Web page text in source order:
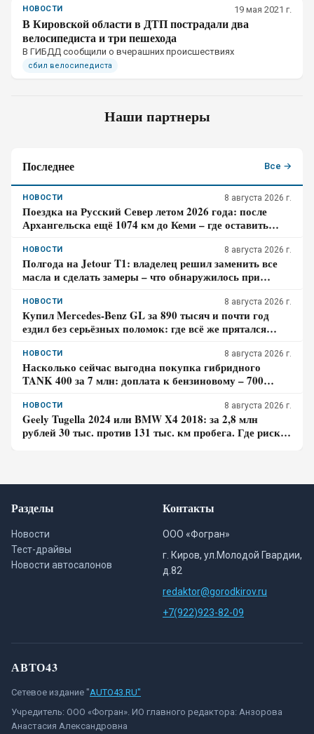
НОВОСТИ 19 мая 2021 г.
В Кировской области в ДТП пострадали два
велосипедиста и три пешехода
В ГИБДД сообщили о вчерашних происшествиях
сбил велосипедиста
Наши партнеры
Последнее Все →
НОВОСТИ 8 августа 2026 г.
Поездка на Русский Север летом 2026 года: после
Архангельска ещё 1074 км до Кеми – где оставить
НОВОСТИ 8 августа 2026 г.
Полгода на Jetour T1: владелец решил заменить все
масла и сделать замеры – что обнаружилось при
НОВОСТИ 8 августа 2026 г.
Купил Mercedes-Benz GL за 890 тысяч и почти год
ездил без серьёзных поломок: где всё же прятался
НОВОСТИ 8 августа 2026 г.
Насколько сейчас выгодна покупка гибридного
TANK 400 за 7 млн: доплата к бензиновому – 700
НОВОСТИ 8 августа 2026 г.
Geely Tugella 2024 или BMW X4 2018: за 2,8 млн
рублей 30 тыс. против 131 тыс. км пробега. Где риск
Разделы
Новости
Тест-драйвы
Новости автосалонов
Контакты
ООО «Фогран»
г. Киров, ул.Молодой Гвардии,
д.82
redaktor@gorodkirov.ru
+7(922)923-82-09
АВТО43
Сетевое издание "AUTO43.RU"
Учредитель: ООО «Фогран». ИО главного редактора: Анзорова
Анастасия Александровна